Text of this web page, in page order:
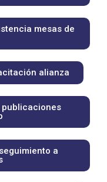
mesas de
alianza
publicaciones
a